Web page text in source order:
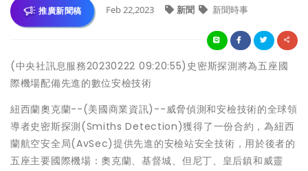
推廣新聞稿 Feb 22,2023 新聞 新聞時事
(中央社訊息服務20230222 09:20:55)史密斯探測將為五座國
際機場配備先進的數位安檢技術
紐西蘭奧克蘭--(美國商業資訊)--威脅偵測和安檢技術的全球領
導者史密斯探測(Smiths Detection)獲得了一份合約，為紐西
蘭航空安全局(AvSec)提供先進的安檢站安全技術，用於後者的
五座主要國際機場：奧克蘭、基督城、但尼丁、皇后鎮和威靈